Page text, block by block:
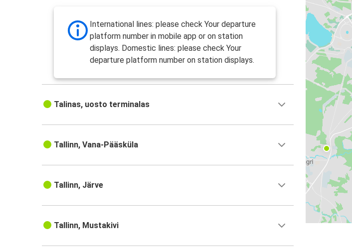
International lines: please check Your departure
platform number in mobile app or on station
displays. Domestic lines: please check Your
departure platform number on station displays.
Talinas, uosto terminalas
Tallinn, Vana-Pääsküla
Tallinn, Järve
Tallinn, Mustakivi